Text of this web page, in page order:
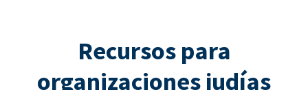
Recursos para
organizaciones judías